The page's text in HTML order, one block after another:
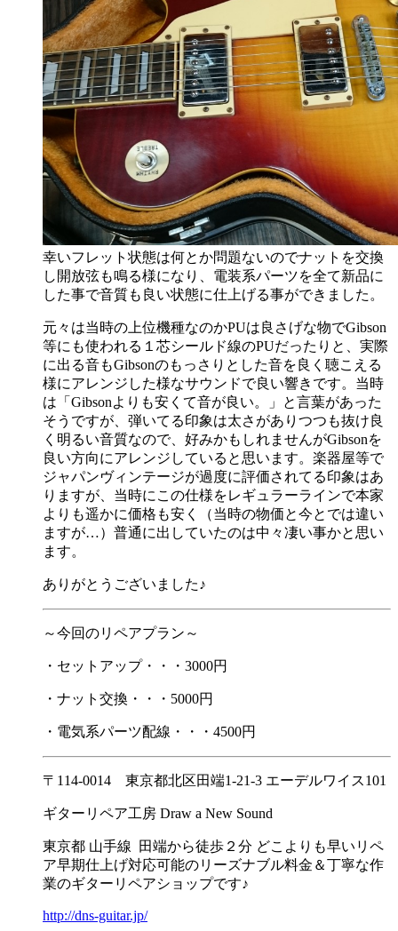
幸いフレット状態は何とか問題ないのでナットを交換
し開放弦も鳴る様になり、電装系パーツを全て新品に
した事で音質も良い状態に仕上げる事ができました。
元々は当時の上位機種なのかPUは良さげな物でGibson
等にも使われる１芯シールド線のPUだったりと、実際
に出る音もGibsonのもっさりとした音を良く聴こえる
様にアレンジした様なサウンドで良い響きです。当時
は「Gibsonよりも安くて音が良い。」と言葉があった
そうですが、弾いてる印象は太さがありつつも抜け良
く明るい音質なので、好みかもしれませんがGibsonを
良い方向にアレンジしていると思います。楽器屋等で
ジャパンヴィンテージが過度に評価されてる印象はあ
りますが、当時にこの仕様をレギュラーラインで本家
よりも遥かに価格も安く（当時の物価と今とでは違い
ますが…）普通に出していたのは中々凄い事かと思い
ます。
ありがとうございました♪
～今回のリペアプラン～
・セットアップ・・・3000円
・ナット交換・・・5000円
・電気系パーツ配線・・・4500円
〒114-0014 東京都北区田端1-21-3 エーデルワイス101
ギターリペア工房 Draw a New Sound
東京都 山手線 田端から徒歩２分 どこよりも早いリペ
ア早期仕上げ対応可能のリーズナブル料金＆丁寧な作
業のギターリペアショップです♪
http://dns-guitar.jp/